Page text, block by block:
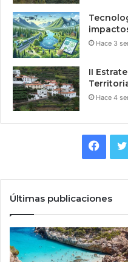
Hace 3
II
Hace 4
Últimas publicaciones